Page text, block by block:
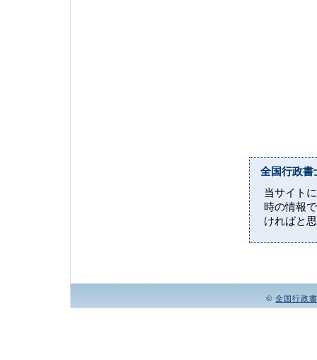
全国行政書
当サイト
時の情報
ければと
©全国行政